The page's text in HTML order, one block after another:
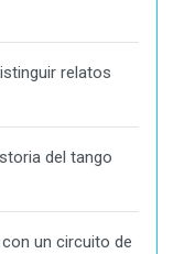
relatos
del tango
un circuito de